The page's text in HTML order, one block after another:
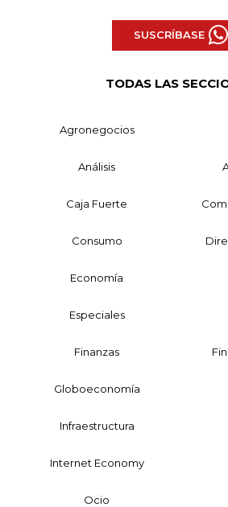
SUSCRÍBASE
TODAS LAS
Agronegocios
Análisis
Caja Fuerte
Consumo
Economía
Especiales
Finanzas
Globoeconomía
Infraestructura
Internet Economy
Ocio